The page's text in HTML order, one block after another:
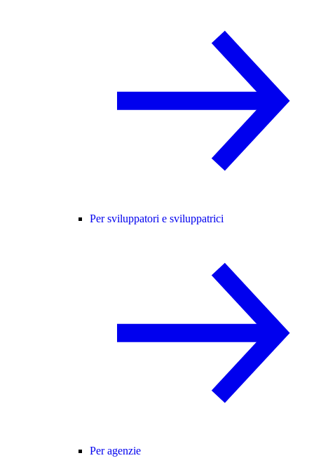
Per sviluppatori e sviluppatrici
Per agenzie